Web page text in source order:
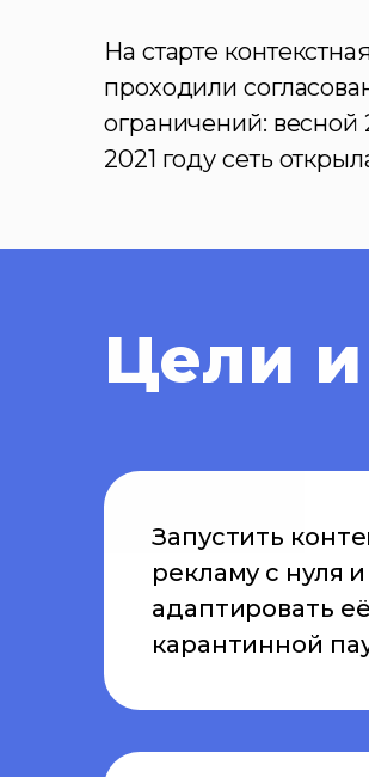
На старте
проходили
ограничений: весной
2021 году сеть
Цели
Запустить
рекламу с нуля и
адаптировать
карантинной